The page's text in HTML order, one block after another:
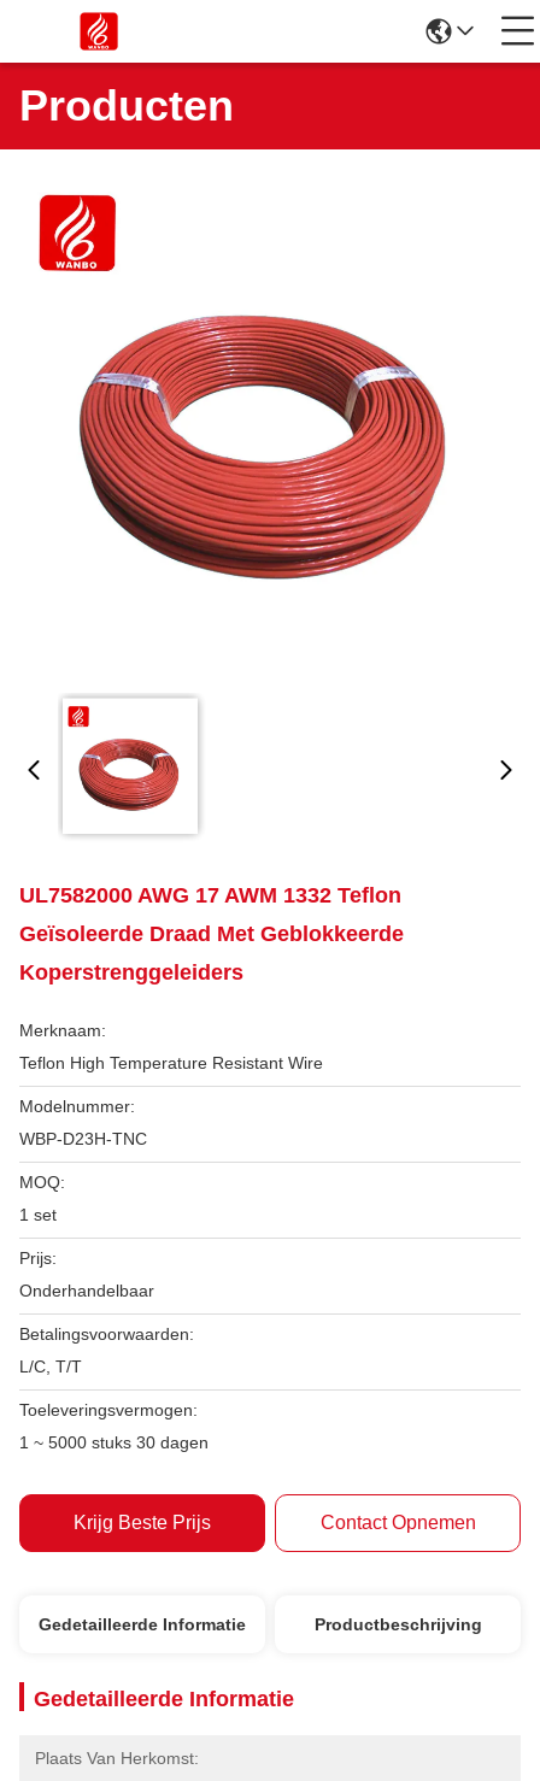
Producten
UL7582000 AWG 17 AWM 1332 Teflon
Geïsoleerde Draad Met Geblokkeerde
Koperstrenggeleiders
Merknaam:
Teflon High Temperature Resistant Wire
Modelnummer:
WBP-D23H-TNC
MOQ:
1 set
Prijs:
Onderhandelbaar
Betalingsvoorwaarden:
L/C, T/T
Toeleveringsvermogen:
1 ~ 5000 stuks 30 dagen
Krijg Beste Prijs Contact Opnemen
Gedetailleerde Informatie Productbeschrijving
Gedetailleerde Informatie
Plaats Van Herkomst: